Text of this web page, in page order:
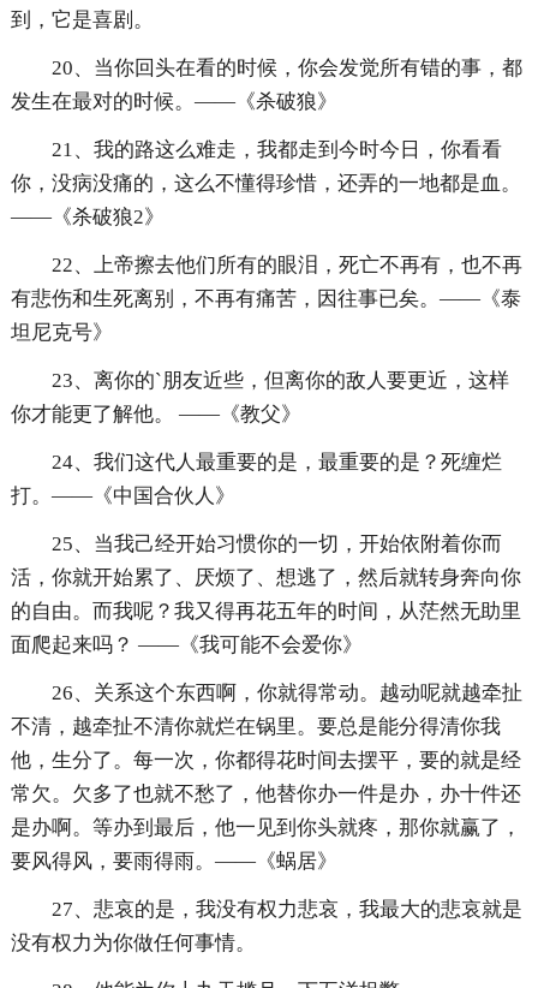
到，它是喜剧。
20、当你回头在看的时候，你会发觉所有错的事，都
发生在最对的时候。——《杀破狼》
21、我的路这么难走，我都走到今时今日，你看看
你，没病没痛的，这么不懂得珍惜，还弄的一地都是血。
——《杀破狼2》
22、上帝擦去他们所有的眼泪，死亡不再有，也不再
有悲伤和生死离别，不再有痛苦，因往事已矣。——《泰
坦尼克号》
23、离你的`朋友近些，但离你的敌人要更近，这样
你才能更了解他。 ——《教父》
24、我们这代人最重要的是，最重要的是？死缠烂
打。——《中国合伙人》
25、当我己经开始习惯你的一切，开始依附着你而
活，你就开始累了、厌烦了、想逃了，然后就转身奔向你
的自由。而我呢？我又得再花五年的时间，从茫然无助里
面爬起来吗？ ——《我可能不会爱你》
26、关系这个东西啊，你就得常动。越动呢就越牵扯
不清，越牵扯不清你就烂在锅里。要总是能分得清你我
他，生分了。每一次，你都得花时间去摆平，要的就是经
常欠。欠多了也就不愁了，他替你办一件是办，办十件还
是办啊。等办到最后，他一见到你头就疼，那你就赢了，
要风得风，要雨得雨。——《蜗居》
27、悲哀的是，我没有权力悲哀，我最大的悲哀就是
没有权力为你做任何事情。